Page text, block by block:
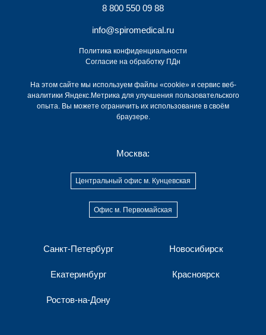
Москва:
Центральный офис м. Кунцевская
Офис м. Первомайская
Санкт-Петербург Новосибирск
Екатеринбург Красноярск
Ростов-на-Дону
8 800 550 09 88
info@spiromedical.ru
Политика конфиденциальности
Согласие на обработку ПДн
На этом сайте мы используем файлы «cookie» и сервис веб-
аналитики Яндекс.Метрика для улучшения пользовательского
опыта. Вы можете ограничить их использование в своём
браузере.